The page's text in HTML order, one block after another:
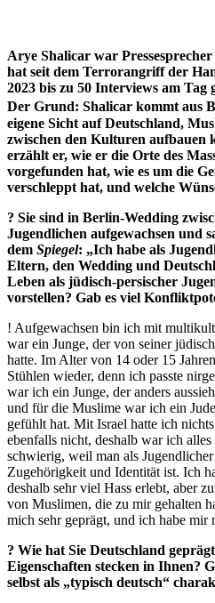
Arye Shalicar war
hat seit dem Terrorangriff der
2023 bis zu 50 Interviews am Tag
Der Grund: Shalicar kommt aus
eigene Sicht auf Deutschland,
zwischen den Kulturen
erzählt er, wie er die Orte des
vorgefunden hat, wie es um die
verschleppt hat, und welche
? Sie sind in Berlin-Wedding
Jugendlichen aufgewachsen und
dem Spiegel: „Ich habe als
Eltern, den Wedding und
Leben als jüdisch-persischer
vorstellen? Gab es viel
! Aufgewachsen bin ich mit
war ein Junge, der von seiner
hatte. Im Alter von 14 oder 15
Stühlen wieder, denn ich passte
war ich ein Junge, der anders
und für die Muslime war ich ein
gefühlt hat. Mit Israel hatte ich
ebenfalls nicht, deshalb war ich
schwierig, weil man als
Zugehörigkeit und Identität ist. Ich
deshalb sehr viel Hass erlebt, aber
von Muslimen, die zu mir gehalten
mich sehr geprägt, und ich habe mir
? Wie hat Sie Deutschland
Eigenschaften stecken in Ihnen?
selbst als „typisch deutsch“